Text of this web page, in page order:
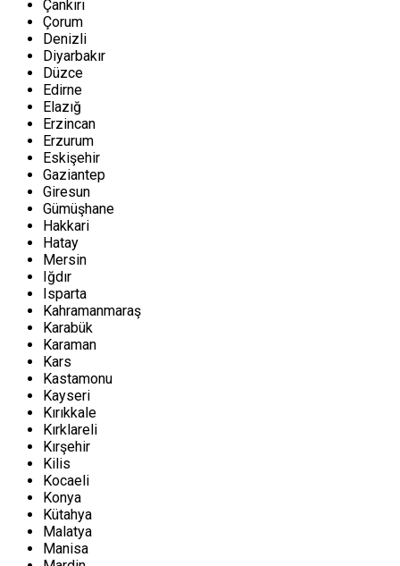
Çankırı
Çorum
Denizli
Diyarbakır
Düzce
Edirne
Elazığ
Erzincan
Erzurum
Eskişehir
Gaziantep
Giresun
Gümüşhane
Hakkari
Hatay
Mersin
Iğdır
Isparta
Kahramanmaraş
Karabük
Karaman
Kars
Kastamonu
Kayseri
Kırıkkale
Kırklareli
Kırşehir
Kilis
Kocaeli
Konya
Kütahya
Malatya
Manisa